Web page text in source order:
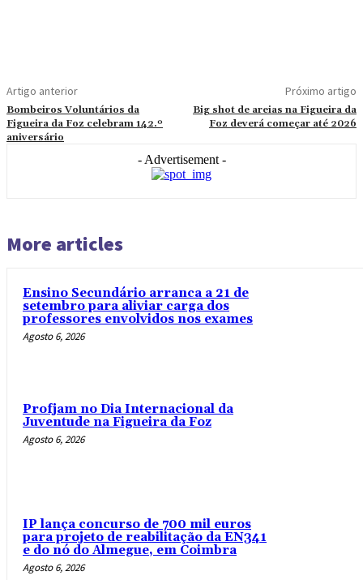
Artigo anterior
Bombeiros Voluntários da
Figueira da Foz celebram 142.º
aniversário
Próximo artigo
Big shot de areias na Figueira da
Foz deverá começar até 2026
- Advertisement -
More articles
Ensino Secundário arranca a 21 de
setembro para aliviar carga dos
professores envolvidos nos exames
Agosto 6, 2026
Profjam no Dia Internacional da
Juventude na Figueira da Foz
Agosto 6, 2026
IP lança concurso de 700 mil euros
para projeto de reabilitação da EN341
e do nó do Almegue, em Coimbra
Agosto 6, 2026